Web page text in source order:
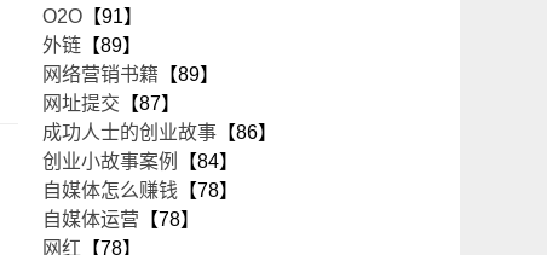
O2O 【91】
外链 【89】
网络营销书籍 【89】
网址提交 【87】
成功人士的创业故事 【86】
创业小故事案例
【84】
自媒体怎么赚钱 【78】
自媒体运营 【78】
网红 【78】